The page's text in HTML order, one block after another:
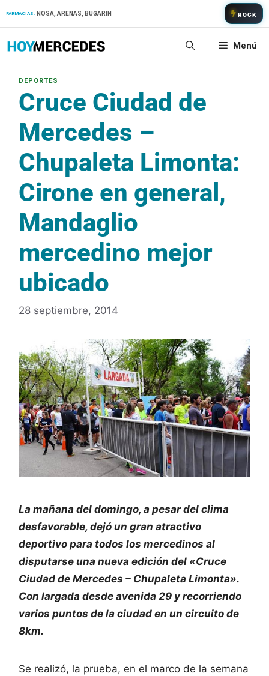
FARMACIAS: NOSA, ARENAS, BUGARIN ROCK
Menú
Cruce Ciudad de
Mercedes –
Chupaleta Limonta:
Cirone en general,
Mandaglio
mercedino mejor
ubicado
28 septiembre, 2014
La mañana del domingo, a pesar del clima
desfavorable, dejó un gran atractivo
deportivo para todos los mercedinos al
disputarse una nueva edición del «Cruce
Ciudad de Mercedes – Chupaleta Limonta».
Con largada desde avenida 29 y recorriendo
varios puntos de la ciudad en un circuito de
8km.
Se realizó, la prueba, en el marco de la semana